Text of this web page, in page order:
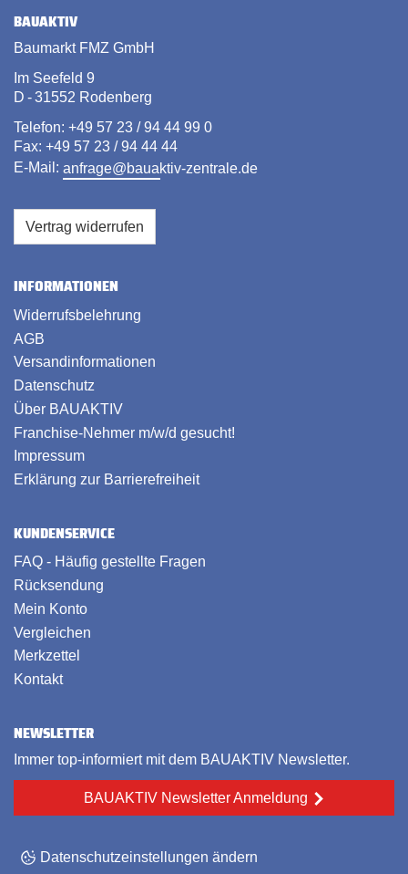
BAUAKTIV
Baumarkt FMZ GmbH
Im Seefeld 9
D - 31552 Rodenberg
Telefon: +49 57 23 / 94 44 99 0
Fax: +49 57 23 / 94 44 44
E-Mail: anfrage@bauaktiv-zentrale.de
Vertrag widerrufen
INFORMATIONEN
Widerrufsbelehrung
AGB
Versandinformationen
Datenschutz
Über BAUAKTIV
Franchise-Nehmer m/w/d gesucht!
Impressum
Erklärung zur Barrierefreiheit
KUNDENSERVICE
FAQ - Häufig gestellte Fragen
Rücksendung
Mein Konto
Vergleichen
Merkzettel
Kontakt
NEWSLETTER
Immer top-informiert mit dem BAUAKTIV Newsletter.
BAUAKTIV Newsletter Anmeldung
Datenschutzeinstellungen ändern